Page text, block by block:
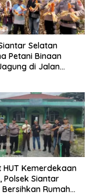
Selatan
Petani Binaan
di Jalan
HUT Kemerdekaan
Polsek Siantar
Bersihkan Rumah